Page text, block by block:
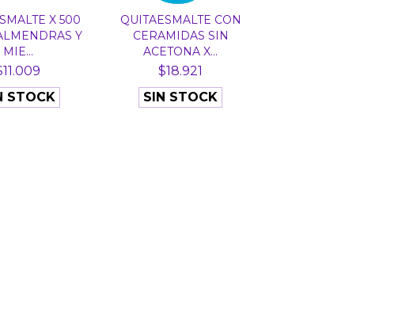
X 500
Y
MIE...
STOCK
QUITAESMALTE CON
CERAMIDAS SIN
ACETONA X...
$18.921
SIN STOCK